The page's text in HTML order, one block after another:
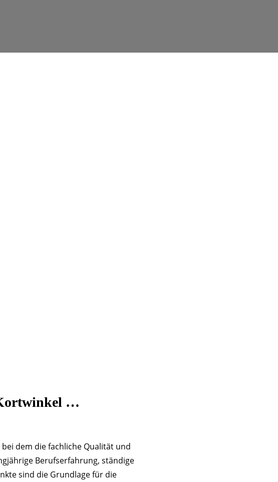
…
dem die fachliche Qualität und
Berufserfahrung, ständige
sind die Grundlage für die